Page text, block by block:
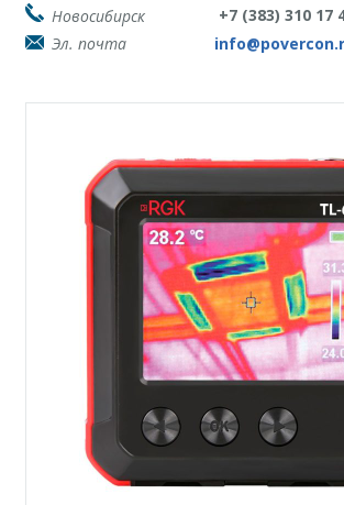
Новосибирск
+7 (383) 310 17
Эл. почта